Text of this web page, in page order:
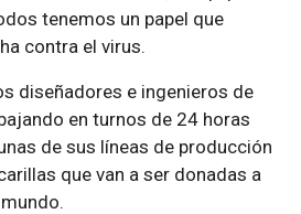
tenemos un papel que
contra el virus.
diseñadores e ingenieros de
en turnos de 24 horas
de sus líneas de producción
que van a ser donadas a